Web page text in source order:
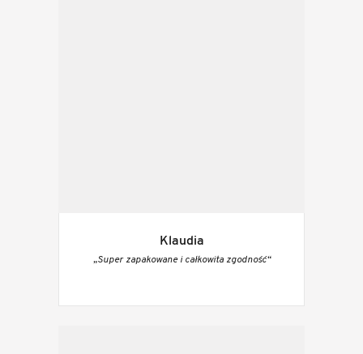
Klaudia
„Super zapakowane i całkowita zgodność“